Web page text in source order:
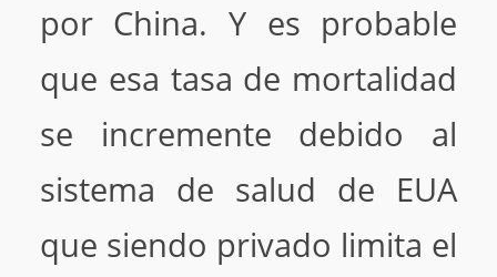
por China. Y es probable
que esa tasa de mortalidad
se incremente debido al
sistema de salud de EUA
que siendo privado limita el